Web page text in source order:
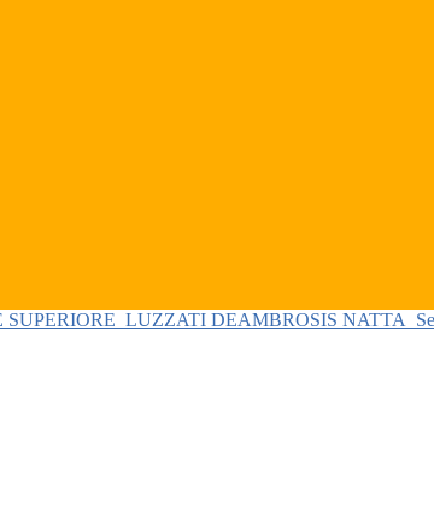
LUZZATI DEAMBROSIS NATTA